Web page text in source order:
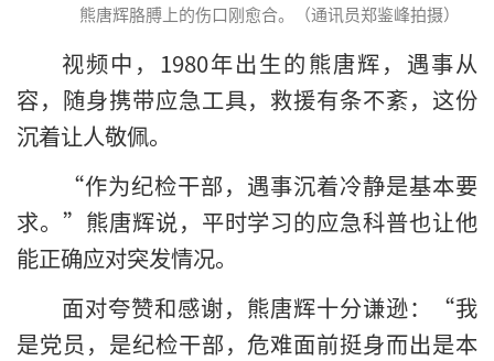
熊唐辉胳膊上的伤口刚愈合。（通讯员郑鉴峰拍摄）
视频中，1980年出生的熊唐辉，遇事从
容，随身携带应急工具，救援有条不紊，这份
沉着让人敬佩。
“作为纪检干部，遇事沉着冷静是基本要
求。”熊唐辉说，平时学习的应急科普也让他
能正确应对突发情况。
面对夸赞和感谢，熊唐辉十分谦逊：“我
是党员，是纪检干部，危难面前挺身而出是本